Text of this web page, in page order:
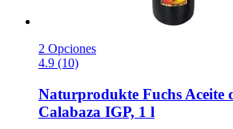
2 Opciones
4.9 (10)
Naturprodukte Fuchs Aceite
Calabaza IGP, 1 l